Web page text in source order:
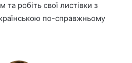
та робіть свої листівки з
по-справжньому